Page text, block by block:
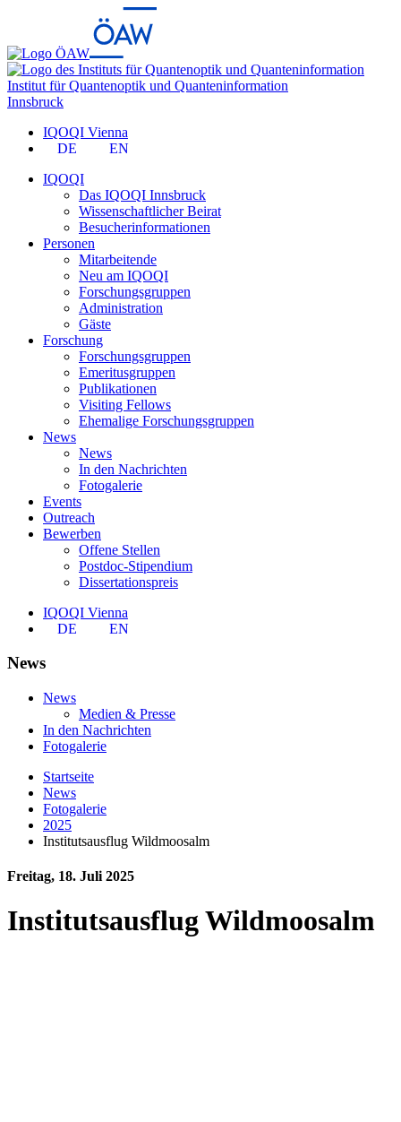
Institut für Quantenoptik und Quanteninformation
Innsbruck
IQOQI Vienna
DE
EN
IQOQI
Das IQOQI Innsbruck
Wissenschaftlicher Beirat
Besucherinformationen
Personen
Mitarbeitende
Neu am IQOQI
Forschungsgruppen
Administration
Gäste
Forschung
Forschungsgruppen
Emeritusgruppen
Publikationen
Visiting Fellows
Ehemalige Forschungsgruppen
News
News
In den Nachrichten
Fotogalerie
Events
Outreach
Bewerben
Offene Stellen
Postdoc-Stipendium
Dissertationspreis
IQOQI Vienna
DE
EN
News
News
Medien & Presse
In den Nachrichten
Fotogalerie
Startseite
News
Fotogalerie
2025
Institutsausflug Wildmoosalm
Freitag, 18. Juli 2025
Institutsausflug Wildmoosalm